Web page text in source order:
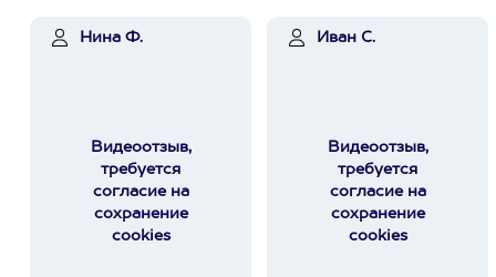
Нина Ф.
Видеоотзыв,
требуется
согласие на
сохранение
cookies
Иван С.
Видеоотзыв,
требуется
согласие на
сохранение
cookies